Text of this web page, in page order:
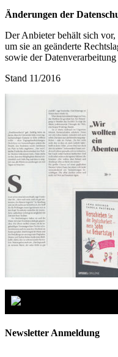
Änderungen der
Der Anbieter behält sich
um sie an geänderte
sowie der Datenverarbeitung
Stand 11/2016
Newsletter Anmeldung